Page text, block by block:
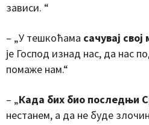
зависи. “
– „У тешкоћама сачувај
је Господ изнад нас, да нас
помаже нам.“
– „Када бих био последњи
нестанем, а да не буде